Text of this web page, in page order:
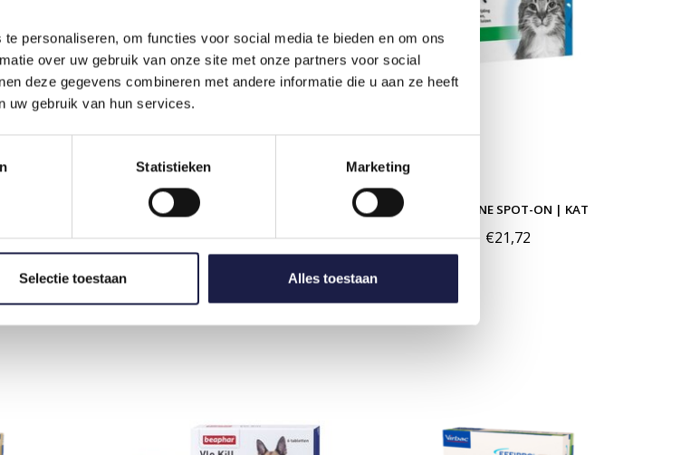
personaliseren, om functies voor social media te bieden en om ons
over uw gebruik van onze site met onze partners voor social
deze gegevens combineren met andere informatie die u aan ze heeft
uw gebruik van hun services.
Statistieken Marketing
Selectie toestaan Alles toestaan
SERESTO TEKEN- EN VLOOIENBAND | KAT
€29,99
FRONTLINE SPOT-ON | KAT
€21,72